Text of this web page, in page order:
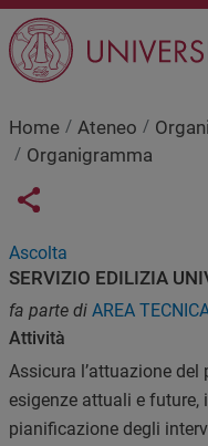
Salta al contenuto
Home Ateneo
Organigramma
Links
Share button
Ascolta
SERVIZIO EDILIZIA
fa parte di AREA
Attività
Assicura l’attuazione
esigenze attuali e
pianificazione degli